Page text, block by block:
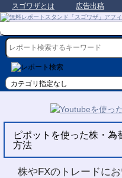
スゴワザとは 広告出稿
ピポットを使った株・為
方法
株やFXのトレードに